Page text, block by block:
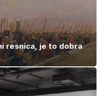
resnica, je to dobra